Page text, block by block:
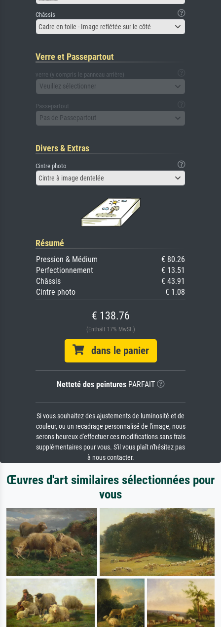
Châssis
Cadre en toile - Image reflétée sur le côté
Verre et Passepartout
verre (y compris le panneau arrière)
Veuillez sélectionner
Passepartout
Pas de Passepartout
Divers & Extras
Cintre photo
Cintre à image dentelée
Résumé
Pression & Médium
€ 80.26
Perfectionnement
€ 13.51
Châssis
€ 43.91
Cintre photo
€ 1.08
€ 138.76
(Enthält 17% MwSt.)
dans le panier
Netteté des peinturesPARFAIT
Si vous souhaitez des ajustements de luminosité et de
couleur, ou un recadrage personnalisé de l'image, nous
serons heureux d'effectuer ces modifications sans frais
supplémentaires pour vous. S'il vous plaît n'hésitez pas
à nous contacter.
Œuvres d'art similaires sélectionnées pour
vous